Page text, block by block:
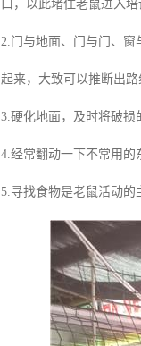
口，以此堵住老鼠进入
2.门与地面、门与门、窗
起来，大致可以推断出路
3.硬化地面，及时将破损
4.经常翻动一下不常用的
5.寻找食物是老鼠活动的